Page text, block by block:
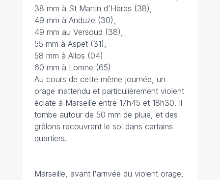
38 mm à St Martin d'Hères (38),
49 mm à Anduze (30),
49 mm au Versoud (38),
55 mm à Aspet (31),
58 mm à Allos (04)
60 mm à Lomne (65)
Au cours de cette même journée, un
orage inattendu et particulièrement violent
éclate à Marseille entre 17h45 et 18h30. Il
tombe autour de 50 mm de pluie, et des
grêlons recouvrent le sol dans certains
quartiers.
Marseille, avant l'arrivée du violent orage,